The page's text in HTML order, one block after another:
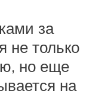
за
не только
но еще
на